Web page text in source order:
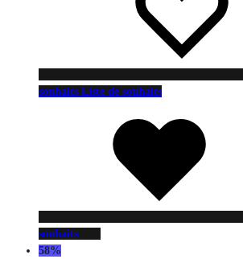
souhaits Liste de souhaits
souhaits
58%